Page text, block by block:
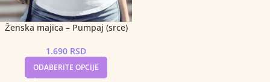
Ženska majica – Pumpaj (srce)
1.690 RSD
ODABERITE OPCIJE